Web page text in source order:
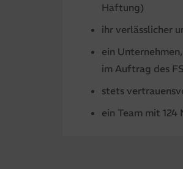
Haftung)
ihr verlässlicher
ein
im Auftrag des
stets
ein Team mit